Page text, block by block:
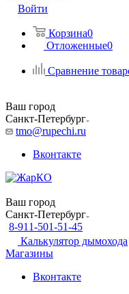
Войти
Корзина0
Отложенные0
Сравнение
Ваш город
Санкт-Петербург
tmo@rupechi.ru
Вконтакте
Ваш город
Санкт-Петербург
8-911-501-51-45
Калькулятор дымохода
Магазины
Вконтакте